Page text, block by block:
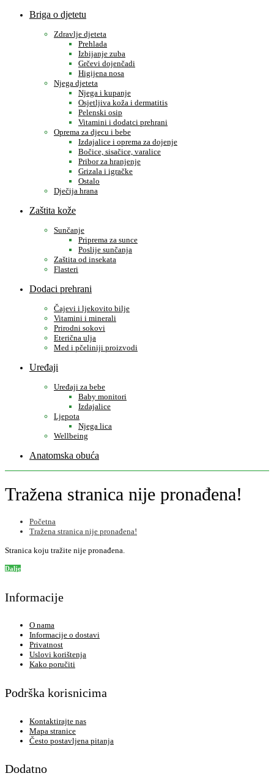
Briga o djetetu
Zdravlje djeteta
Prehlada
Izbijanje zuba
Grčevi dojenčadi
Higijena nosa
Njega djeteta
Njega i kupanje
Osjetljiva koža i dermatitis
Pelenski osip
Vitamini i dodatci prehrani
Oprema za djecu i bebe
Izdajalice i oprema za dojenje
Bočice, sisačice, varalice
Pribor za hranjenje
Grizala i igračke
Ostalo
Dječija hrana
Zaštita kože
Sunčanje
Priprema za sunce
Poslije sunčanja
Zaštita od insekata
Flasteri
Dodaci prehrani
Čajevi i ljekovito bilje
Vitamini i minerali
Prirodni sokovi
Eterična ulja
Med i pčeliniji proizvodi
Uređaji
Uređaji za bebe
Baby monitori
Izdajalice
Ljepota
Njega lica
Wellbeing
Anatomska obuća
Tražena stranica nije pronađena!
Početna
Tražena stranica nije pronađena!
Stranica koju tražite nije pronađena.
Dalje
Informacije
O nama
Informacije o dostavi
Privatnost
Uslovi korištenja
Kako poručiti
Podrška korisnicima
Kontaktirajte nas
Mapa stranice
Često postavljena pitanja
Dodatno